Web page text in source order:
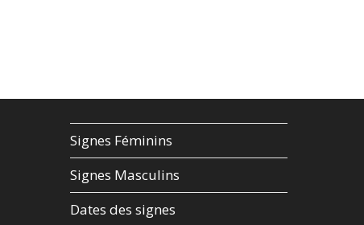
Signes Féminins
Signes Masculins
Dates des signes